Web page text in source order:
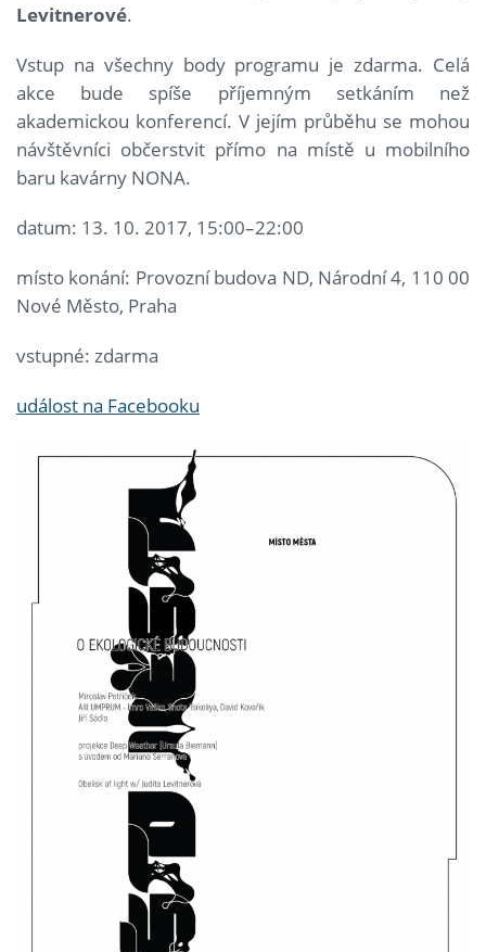
Levitnerové.
Vstup na všechny body programu je zdarma. Celá
akce bude spíše příjemným setkáním než
akademickou konferencí. V jejím průběhu se mohou
návštěvníci občerstvit přímo na místě u mobilního
baru kavárny NONA.
datum: 13. 10. 2017, 15:00–22:00
místo konání: Provozní budova ND, Národní 4, 110 00
Nové Město, Praha
vstupné: zdarma
událost na Facebooku